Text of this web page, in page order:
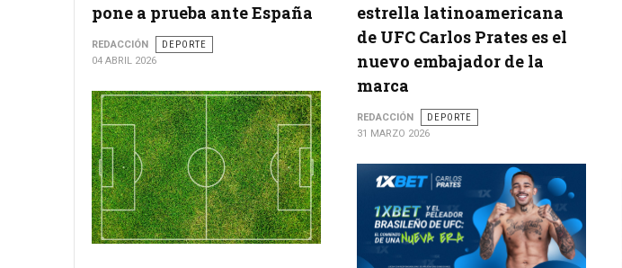
pone a prueba ante España
REDACCIÓN
DEPORTE
04 ABRIL 2026
estrella latinoamericana
de UFC Carlos Prates es el
nuevo embajador de la
marca
REDACCIÓN
DEPORTE
31 MARZO 2026